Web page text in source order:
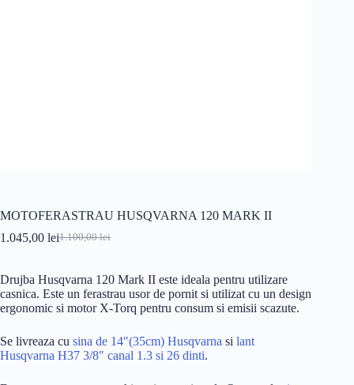
MOTOFERASTRAU HUSQVARNA 120 MARK II
1.100,00lei
Prețul
fost:
1.100,00 lei.
1.045,00 leiPrețul
1.045,00 lei.
Drujba Husqvarna 120 Mark II este ideala pentru utilizare
casnica. Este un ferastrau usor de pornit si utilizat cu un design
ergonomic si motor X-Torq pentru consum si emisii scazute.
Se livreaza cu sina de 14″(35cm) Husqvarna si lant
Husqvarna H37 3/8″ canal 1.3 si 26 dinti.